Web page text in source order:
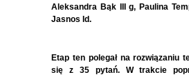
Aleksandra Bąk III g, Paulina
Jasnos Id.
Etap ten polegał na rozwiązaniu
się z 35 pytań. W trakcie